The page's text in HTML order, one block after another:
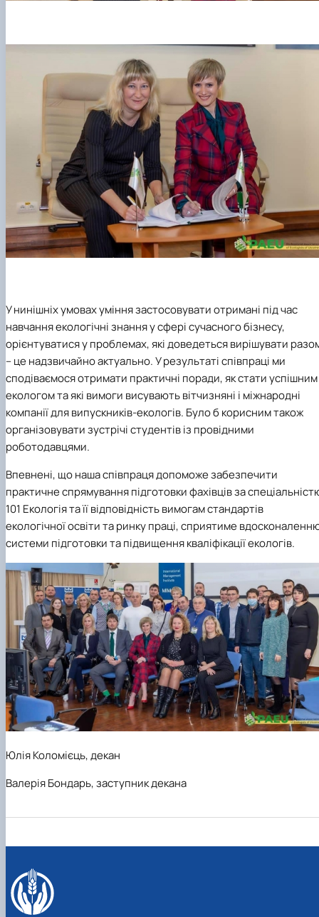
У нинішніх умовахуміння застосовувати отримані під час
навчання екологічні знання у сфері сучасного бізнесу,
орієнтуватися у проблемах, які доведеться вирішувати
– це надзвичайно актуально. У результаті співпраці ми
сподіваємося отримати практичні поради, як стати успішним
екологом та які вимоги висувають вітчизняні і міжнародні
компанії для випускників-екологів. Було б корисним також
організовувати зустрічі студентів із провідними
роботодавцями.
Впевнені, що нашаспівпраця допоможе забезпечити
практичне спрямування підготовки фахівців за
101 Екологія та її відповідність вимогам стандартів
екологічної освіти та ринку праці, сприятиме
системи підготовки та підвищення кваліфікації екологів.
Юлія Коломієць, декан
Валерія Бондарь, заступник декана